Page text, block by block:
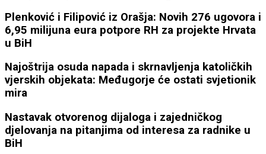
Plenković i Filipović iz Orašja: Novih 276 ugovora i
6,95 milijuna eura potpore RH za projekte Hrvata
u BiH
Najoštrija osuda napada i skrnavljenja katoličkih
vjerskih objekata: Međugorje će ostati svjetionik
mira
Nastavak otvorenog dijaloga i zajedničkog
djelovanja na pitanjima od interesa za radnike u
BiH